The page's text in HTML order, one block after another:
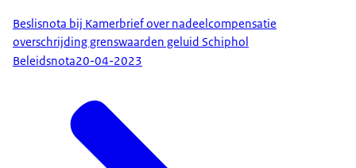
Beslisnota bij Kamerbrief over nadeelcompensatie
overschrijding grenswaarden geluid Schiphol
Beleidsnota20-04-2023